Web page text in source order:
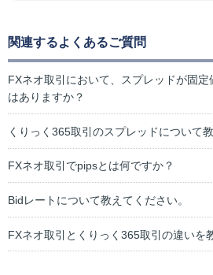
関連するよくあるご質問
FXネオ取引において、スプレッドが固定
はありますか？
くりっく365取引のスプレッドについて
FXネオ取引でpipsとは何ですか？
Bidレートについて教えてください。
FXネオ取引とくりっく365取引の違いを